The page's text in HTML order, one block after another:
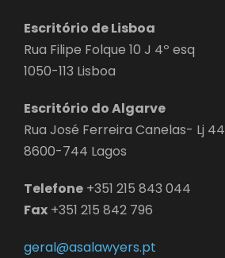
Escritório de Lisboa
Rua Filipe Folque 10 J 4º esq
1050-113 Lisboa
Escritório do Algarve
Rua José Ferreira Canelas- Lj 44
8600-744 Lagos
Telefone +351 215 843 044
Fax +351 215 842 796
geral@asalawyers.pt